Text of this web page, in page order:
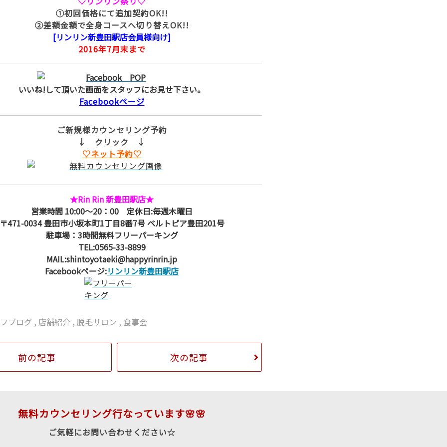
①初回価格にて追加契約OK!!
②差額金額で全身コースへ切り替えOK!!
[リンリン新豊田駅店会員様向け]
2016年7月末まで
いいね!して頂いた画面をスタッフにお見せ下さい。
Facebookページ
ご新規様カウンセリング予約
↓ クリック ↓
♡ネット予約♡
★Rin Rin 新豊田駅店★
営業時間 10:00～20：00 定休日:毎週木曜日
471-0034 豊田市小坂本町1丁目8番7号 ベルトピア豊田201号
駐車場：3時間無料フリーパーキング
TEL:0565-33-8899
MAIL:shintoyotaeki@happyrinrin.jp
Facebookページ:リンリン新豊田駅店
ブログ , 店舗紹介 , 脱毛サロン , 食事会
前の記事 次の記事
無料カウンセリング行なっています🌸🌸
ご気軽にお問い合わせください☆